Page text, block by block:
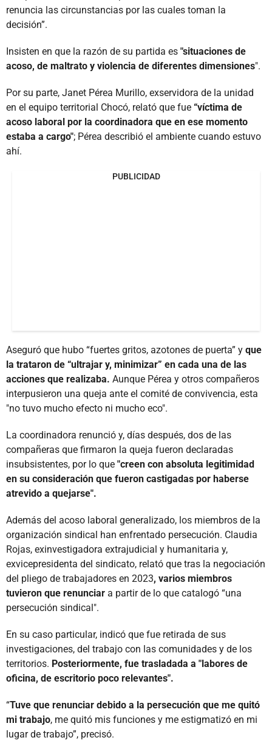
renuncia las circunstancias por las cuales toman la
decisión”.
Insisten en que la razón de su partida es "situaciones de
acoso, de maltrato y violencia de diferentes dimensiones".
Por su parte, Janet Pérea Murillo, exservidora de la unidad
en el equipo territorial Chocó, relató que fue “víctima de
acoso laboral por la coordinadora que en ese momento
estaba a cargo"; Pérea describió el ambiente cuando estuvo
ahí.
PUBLICIDAD
Aseguró que hubo “fuertes gritos, azotones de puerta” y que
la trataron de “ultrajar y, minimizar” en cada una de las
acciones que realizaba. Aunque Pérea y otros compañeros
interpusieron una queja ante el comité de convivencia, esta
"no tuvo mucho efecto ni mucho eco".
La coordinadora renunció y, días después, dos de las
compañeras que firmaron la queja fueron declaradas
insubsistentes, por lo que "creen con absoluta legitimidad
en su consideración que fueron castigadas por haberse
atrevido a quejarse".
Además del acoso laboral generalizado, los miembros de la
organización sindical han enfrentado persecución. Claudia
Rojas, exinvestigadora extrajudicial y humanitaria y,
exvicepresidenta del sindicato, relató que tras la negociación
del pliego de trabajadores en 2023, varios miembros
tuvieron que renunciar a partir de lo que catalogó “una
persecución sindical".
En su caso particular, indicó que fue retirada de sus
investigaciones, del trabajo con las comunidades y de los
territorios. Posteriormente, fue trasladada a "labores de
oficina, de escritorio poco relevantes".
“Tuve que renunciar debido a la persecución que me quitó
mi trabajo, me quitó mis funciones y me estigmatizó en mi
lugar de trabajo”, precisó.